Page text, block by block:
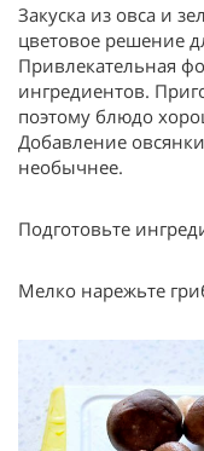
Закуска из овса и
цветовое решение
Привлекательная
ингредиентов.
поэтому блюдо
Добавление
необычнее.
Подготовьте
Мелко нарежьте